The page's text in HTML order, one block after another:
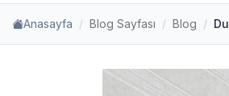
Anasayfa Blog Sayfası Blog